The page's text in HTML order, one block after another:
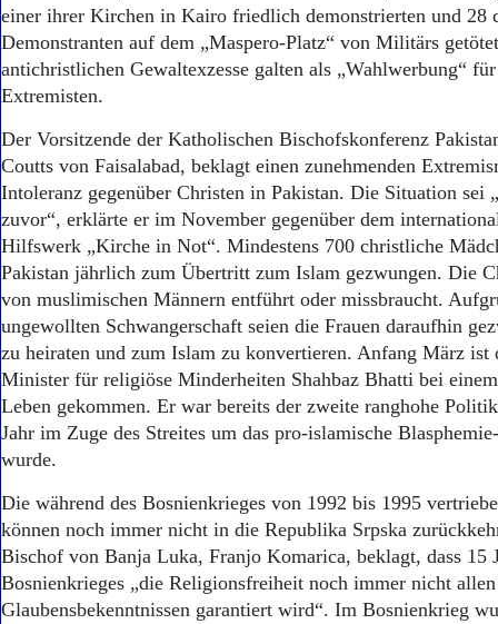
einer ihrer Kirchen in Kairo friedlich demonstrierten und 28
Demonstranten auf dem „Maspero-Platz“ von Militärs
antichristlichen Gewaltexzesse galten als „Wahlwerbung“
Extremisten.
Der Vorsitzende der Katholischen Bischofskonferenz
Coutts von Faisalabad, beklagt einen zunehmenden
Intoleranz gegenüber Christen in Pakistan. Die Situation sei
zuvor“, erklärte er im November gegenüber dem
Hilfswerk „Kirche in Not“. Mindestens 700 christliche
Pakistan jährlich zum Übertritt zum Islam gezwungen. Die
von muslimischen Männern entführt oder missbraucht.
ungewollten Schwangerschaft seien die Frauen daraufhin
zu heiraten und zum Islam zu konvertieren. Anfang März
Minister für religiöse Minderheiten Shahbaz Bhatti bei
Leben gekommen. Er war bereits der zweite ranghohe
Jahr im Zuge des Streites um das pro-islamische
wurde.
Die während des Bosnienkrieges von 1992 bis 1995
können noch immer nicht in die Republika Srpska
Bischof von Banja Luka, Franjo Komarica, beklagt, dass 15
Bosnienkrieges „die Religionsfreiheit noch immer nicht allen
Glaubensbekenntnissen ga­rantiert wird“. Im Bosnienkrieg